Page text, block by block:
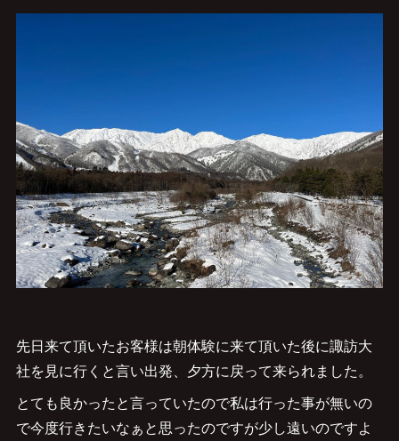
先日来て頂いたお客様は朝体験に来て頂いた後に諏訪大
社を見に行くと言い出発、夕方に戻って来られました。
とても良かったと言っていたので私は行った事が無いの
で今度行きたいなぁと思ったのですが少し遠いのですよ